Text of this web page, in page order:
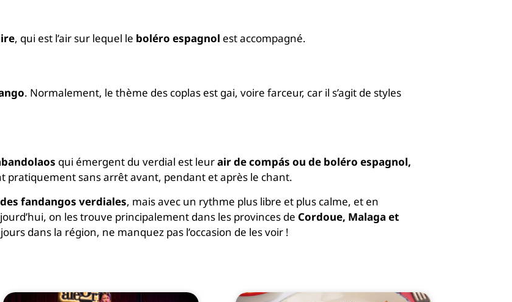
, qui est l’air sur lequel le boléro espagnol est accompagné.
. Normalement, le thème des coplas est gai, voire farceur, car il s’agit de styles
qui émergent du verdial est leurair de compás ou de boléro espagnol,
pratiquement sans arrêt avant, pendant et après le chant.
fandangos verdiales, mais avec un rythme plus libre et plus calme, et en
on les trouve principalement dans les provinces de Cordoue, Malaga et
dans la région, ne manquez pas l’occasion de les voir !